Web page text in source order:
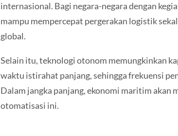
internasional. Bagi negara-negara dengan
mampu mempercepat pergerakan logistik
global.
Selain itu, teknologi otonom memungkinkan
waktu istirahat panjang, sehingga frekuensi
Dalam jangka panjang, ekonomi maritim akan
otomatisasi ini.